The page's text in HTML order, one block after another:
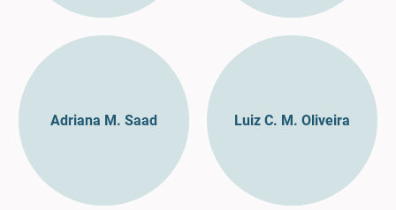
Adriana M. Saad Luiz C. M. Oliveira